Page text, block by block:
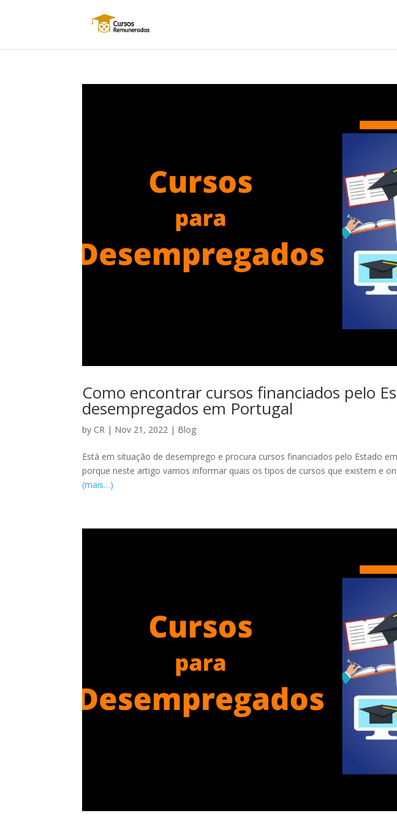
Como encontrar cursos financiados pelo
desempregados em Portugal
by CR | Nov 21, 2022 | Blog
Está em situação de desemprego e procura cursos financiados pelo Estado
porque neste artigo vamos informar quais os tipos de cursos que existem e
(mais…)